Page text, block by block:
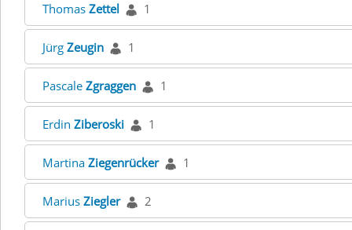
Thomas Zettel 1
Jürg Zeugin 1
Pascale Zgraggen 1
Erdin Ziberoski 1
Martina Ziegenrücker 1
Marius Ziegler 2